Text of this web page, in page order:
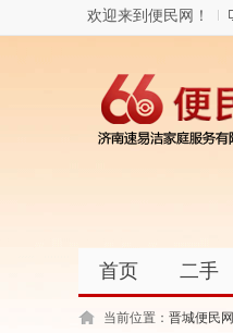
欢迎来到便民网！
首页 二手
当前位置： 晋城便民网